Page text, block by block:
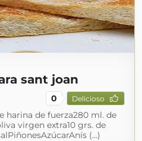
sant joan
0 Delicioso
harina de fuerza280 ml. de
virgen extra10 grs. de
(...)